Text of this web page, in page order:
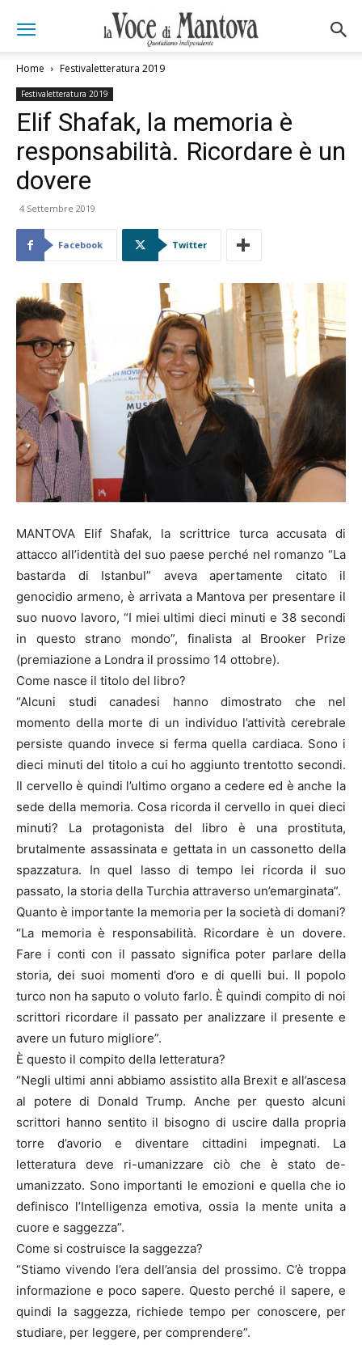
Home Festivaletteratura 2019
Festivaletteratura 2019
Elif Shafak, la memoria è
responsabilità. Ricordare è un
dovere
4 Settembre 2019
Facebook Twitter
MANTOVA Elif Shafak, la scrittrice turca accusata di
attacco all’identità del suo paese perché nel romanzo “La
bastarda di Istanbul” aveva apertamente citato il
genocidio armeno, è arrivata a Mantova per presentare il
suo nuovo lavoro, “I miei ultimi dieci minuti e 38 secondi
in questo strano mondo”, finalista al Brooker Prize
(premiazione a Londra il prossimo 14 ottobre).
Come nasce il titolo del libro?
“Alcuni studi canadesi hanno dimostrato che nel
momento della morte di un individuo l’attività cerebrale
persiste quando invece si ferma quella cardiaca. Sono i
dieci minuti del titolo a cui ho aggiunto trentotto secondi.
Il cervello è quindi l’ultimo organo a cedere ed è anche la
sede della memoria. Cosa ricorda il cervello in quei dieci
minuti? La protagonista del libro è una prostituta,
brutalmente assassinata e gettata in un cassonetto della
spazzatura. In quel lasso di tempo lei ricorda il suo
passato, la storia della Turchia attraverso un’emarginata”.
Quanto è importante la memoria per la società di domani?
“La memoria è responsabilità. Ricordare è un dovere.
Fare i conti con il passato significa poter parlare della
storia, dei suoi momenti d’oro e di quelli bui. Il popolo
turco non ha saputo o voluto farlo. È quindi compito di noi
scrittori ricordare il passato per analizzare il presente e
avere un futuro migliore”.
È questo il compito della letteratura?
“Negli ultimi anni abbiamo assistito alla Brexit e all’ascesa
al potere di Donald Trump. Anche per questo alcuni
scrittori hanno sentito il bisogno di uscire dalla propria
torre d’avorio e diventare cittadini impegnati. La
letteratura deve ri-umanizzare ciò che è stato de-
umanizzato. Sono importanti le emozioni e quella che io
definisco l’Intelligenza emotiva, ossia la mente unita a
cuore e saggezza”.
Come si costruisce la saggezza?
“Stiamo vivendo l’era dell’ansia del prossimo. C’è troppa
informazione e poco sapere. Questo perché il sapere, e
quindi la saggezza, richiede tempo per conoscere, per
studiare, per leggere, per comprendere”.